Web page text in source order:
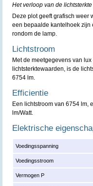
Het verloop van de
Deze plot geeft grafisch weer
een bepaalde kantelhoek zijn
rondom de lamp.
Lichtstroom
Met de meetgegevens van
lichtsterktewaarden, is de
6754 lm.
Efficientie
Een lichtstroom van 6754 lm,
lm/Watt.
Elektrische
Voedingsspanning
Voedingsstroom
Vermogen P